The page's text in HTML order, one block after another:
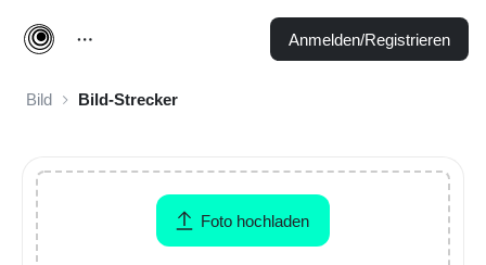
Anmelden/Registrieren
Bild Bild-Strecker
Foto hochladen